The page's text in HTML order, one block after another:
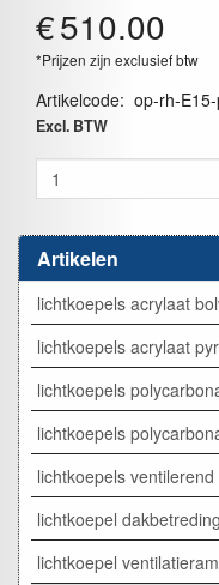
Artikelen
lichtkoepels acrylaat
lichtkoepels acrylaat
lichtkoepels
lichtkoepels
lichtkoepels ventilerend
lichtkoepel
lichtkoepel
€510.00
*Prijzen zijn exclusief btw
Artikelcode: op-rh-
Excl. BTW